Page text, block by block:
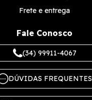
Frete e entrega
Fale Conosco
(34) 99911-4067
DÚVIDAS FREQUENTES